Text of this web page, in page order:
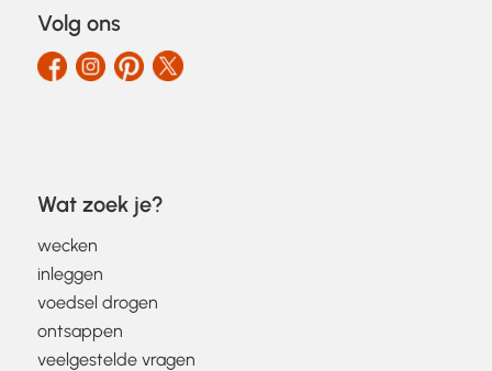
Volg ons
Wat zoek je?
wecken
inleggen
voedsel drogen
ontsappen
veelgestelde vragen